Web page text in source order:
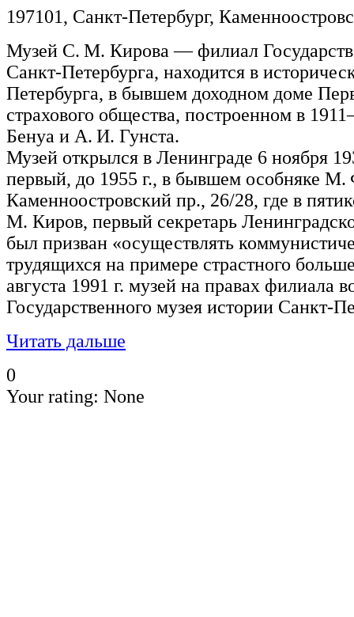
197101, Санкт-Петербург,
Музей С. М. Кирова — филиал
Санкт-Петербурга, находится в
Петербурга, в бывшем доходном доме
страхового общества, построенном в
Бенуа и А. И. Гунста.
Музей открылся в Ленинграде 6 ноября
первый, до 1955 г., в бывшем особняке
Каменноостровский пр., 26/28, где в
М. Киров, первый секретарь
был призван «осуществлять
трудящихся на примере страстного
августа 1991 г. музей на правах филиала
Государственного музея истории Санкт-
Читать дальше
0
Your rating: None